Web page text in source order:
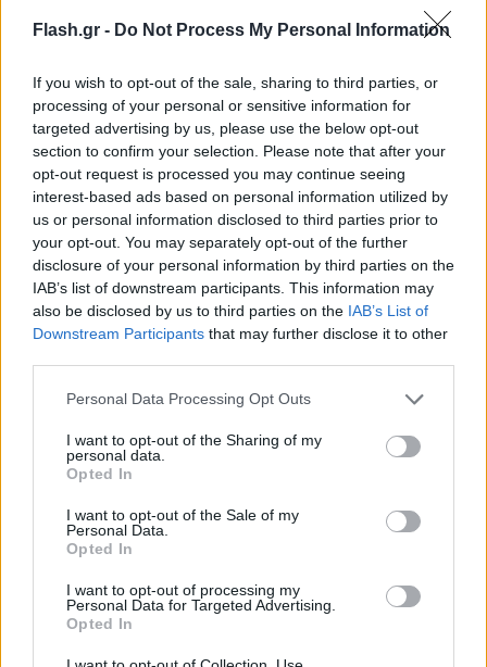
Flash.gr - Do Not Process My Personal Information
If you wish to opt-out of the sale, sharing to third parties, or
processing of your personal or sensitive information for
targeted advertising by us, please use the below opt-out
section to confirm your selection. Please note that after your
opt-out request is processed you may continue seeing
interest-based ads based on personal information utilized by
us or personal information disclosed to third parties prior to
your opt-out. You may separately opt-out of the further
disclosure of your personal information by third parties on the
IAB’s list of downstream participants. This information may
also be disclosed by us to third parties on the IAB’s List of
Downstream Participants that may further disclose it to other
Please note that this website/app uses one or more Google
not limited to your visit or usage behaviour. You may click to
grant or deny consent to Google and its third-party tags to
use your data for below specified purposes in below Google
consent section.
Personal Data Processing Opt Outs
I want to opt-out of the Sharing of my
personal data.
Opted In
I want to opt-out of the Sale of my
Personal Data.
Opted In
I want to opt-out of processing my
Personal Data for Targeted Advertising.
Opted In
Ζωή Κωνσταντοπούλου
Γιώργος Λαμπρούλης: Αυτά είναι τμήματα